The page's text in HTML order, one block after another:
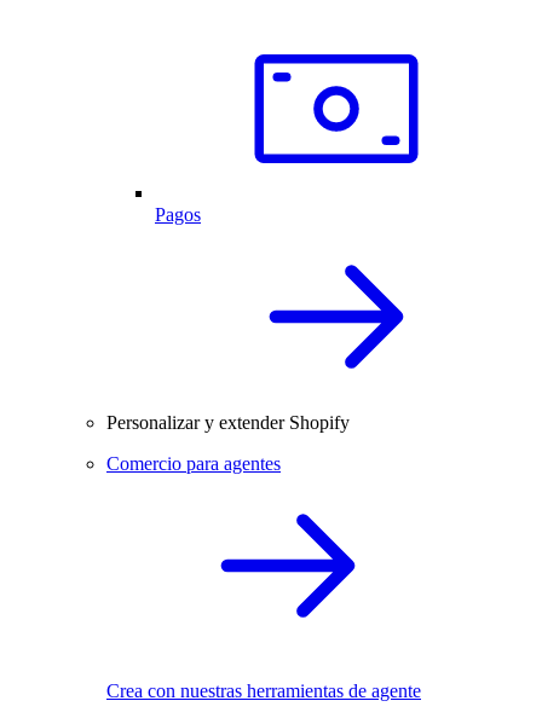
Pagos
Personalizar y extender Shopify
Comercio para agentes
Crea con nuestras herramientas de agente